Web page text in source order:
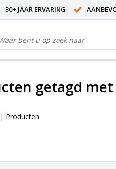
30+ JAAR ERVARING
getagd
| Producten